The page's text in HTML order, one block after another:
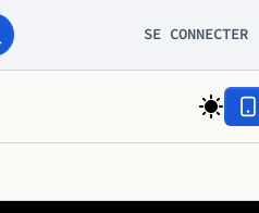
SE CONNECTER